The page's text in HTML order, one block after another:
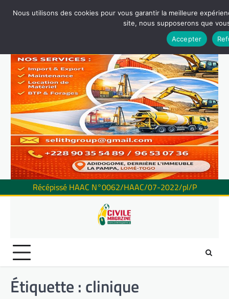
Récépissé HAAC N°0062/HAAC/07-2022/pl/P
Étiquette : clinique
Nous utilisons des cookies pour vous garantir la meilleure
site, nous supposerons que
Accepter